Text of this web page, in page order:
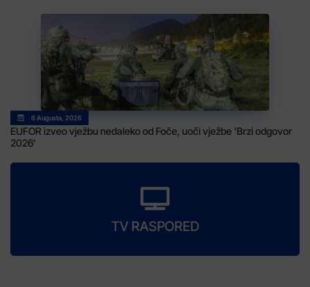
6 Augusta, 2026
EUFOR izveo vježbu nedaleko od Foče, uoči vježbe ‘Brzi odgovor
2026’
TV RASPORED